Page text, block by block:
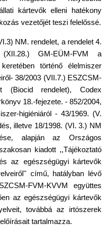
kártevők elleni hatékony
vezetőjét teszi felelőssé.
NM. rendelet, a rendelet 4.
GM-EÜM-FVM a
történő élelmiszer
38/2003 (VII.7.) ESZCSM-
(Biocid rendelet), Codex
18.-fejezete. - 852/2004,
higiéniáról - 43/1969. (V.
illetve 18/1998. (VI. 3.) NM
alapján az Országos
kiadott ,,Tájékoztató
az egészségügyi kártevők
című, hatályban lévő
FVM-KVVM együttes
az egészségügyi kártevők
továbbá az irtószerek
tartalmazza.